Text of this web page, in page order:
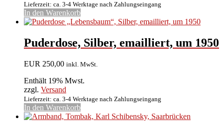
Lieferzeit: ca. 3-4 Werktage nach Zahlungseingang
In den Warenkorb
Puderdose, Silber, emailliert, um 1950
EUR 250,00 inkl. MwSt.
Enthält 19% Mwst.
zzgl. Versand
Lieferzeit: ca. 3-4 Werktage nach Zahlungseingang
In den Warenkorb